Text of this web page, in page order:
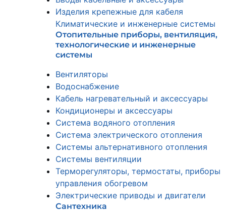
Изделия крепежные для кабеля
Климатические и инженерные системы
Отопительные приборы, вентиляция,
технологические и инженерные
системы
Вентиляторы
Водоснабжение
Кабель нагревательный и аксессуары
Кондиционеры и аксессуары
Система водяного отопления
Система электрического отопления
Системы альтернативного отопления
Системы вентиляции
Терморегуляторы, термостаты, приборы
управления обогревом
Электрические приводы и двигатели
Сантехника